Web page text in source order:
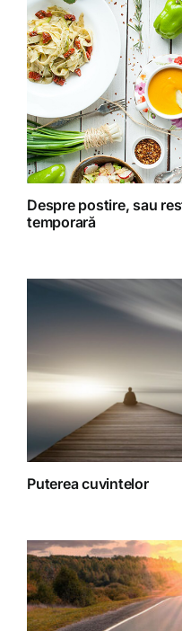
Homeopatie
Retete fructariene
Retete preparate
Retete Raw (nepreparate
Despre postire, sau
temporară
Puterea cuvintelor